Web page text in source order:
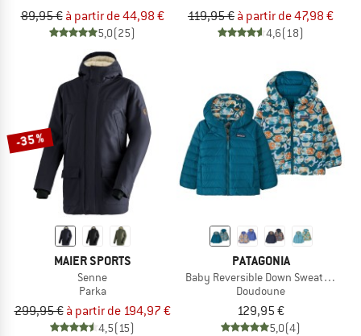
89,95 € à partir de 44,98 €
5,0(25)
119,95 € à partir de 47,98 €
4,6(18)
-35 %
MAIER SPORTS
Senne
Parka
299,95 € à partir de 194,97 €
4,5(15)
PATAGONIA
Baby Reversible Down Sweater
Doudoune
129,95 €
5,0(4)